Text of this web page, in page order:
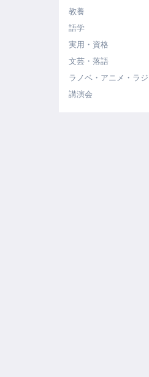
教養
語学
実用・資格
文芸・落語
ラノベ・アニメ・ラ
講演会